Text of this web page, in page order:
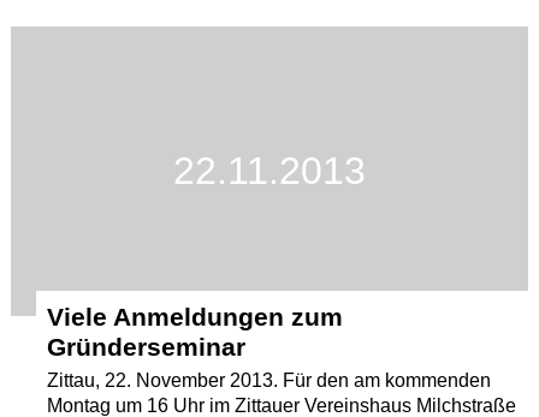
22.11.2013
Viele Anmeldungen zum
Gründerseminar
Zittau, 22. November 2013. Für den am kommenden
Montag um 16 Uhr im Zittauer Vereinshaus Milchstraße